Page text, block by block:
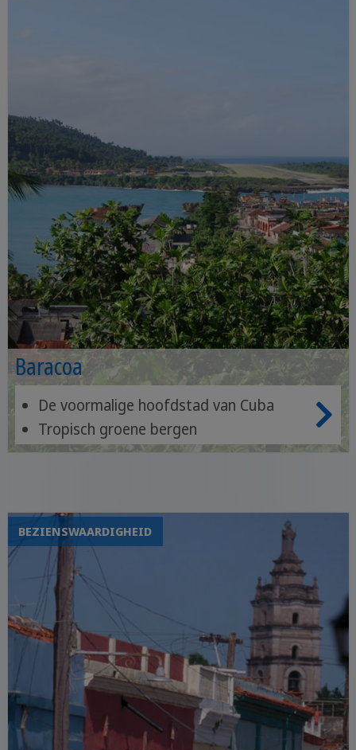
Baracoa
De voormalige hoofdstad van Cuba
Tropisch groene bergen
Optioneel: bezoek aan het nationaal
BEZIENSWAARDIGHEID